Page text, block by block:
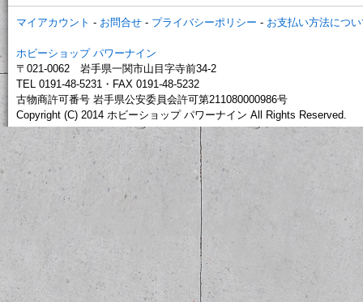
マイアカウント - お問合せ - プライバシーポリシー - お支払い方法につ
ホビーショップ パワーナイン
〒021-0062 岩手県一関市山目字寺前34-2
TEL 0191-48-5231・FAX 0191-48-5232
古物商許可番号 岩手県公安委員会許可第211080000986号
Copyright (C) 2014 ホビーショップ パワーナイン All Rights Reserved.